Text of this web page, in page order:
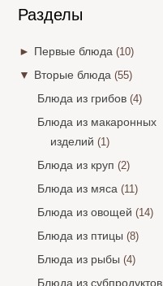
Разделы
► Первые блюда (10)
▼ Вторые блюда (55)
Блюда из грибов (4)
Блюда из макаронных
изделий (1)
Блюда из круп (2)
Блюда из мяса (11)
Блюда из овощей (14)
Блюда из птицы (8)
Блюда из рыбы (4)
Блюда из субпродуктов